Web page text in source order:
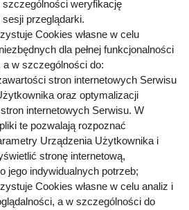
szczególności weryfikację
przeglądarki.
Cookies własne w celu
dla pełnej funkcjonalności
w szczególności do:
stron internetowych Serwisu
oraz optymalizacji
internetowych Serwisu. W
te pozwalają rozpoznać
Urządzenia Użytkownika i
stronę internetową,
jego indywidualnych potrzeb;
Cookies własne w celu analiz i
a w szczególności do